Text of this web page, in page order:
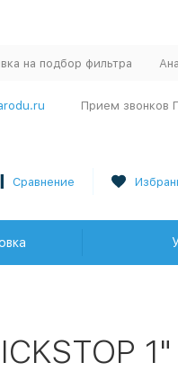
на подбор фильтра
Прием звонков
Сравнение
1"